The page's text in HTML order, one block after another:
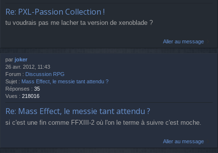
Re: PXL-Passion Collection !
tu voudrais pas me lacher ta version de xenoblade ?
Aller au message
par joker
26 avr. 2012, 11:43
Forum : Discussion RPG
Sujet : Mass Effect, le messie tant attendu ?
Réponses : 35
Vues : 218016
Re: Mass Effect, le messie tant attendu ?
si c'est une fin comme FFXIII-2 où l'on le terme à suivre c'est moche.
Aller au message